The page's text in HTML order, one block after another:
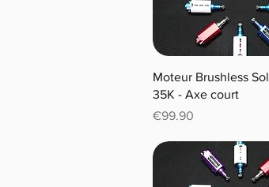
Moteur Brushless
35K - Axe court
Price
€99.90